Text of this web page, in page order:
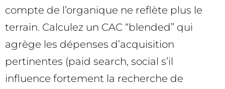
compte de l’organique ne reflète plus le
terrain. Calculez un CAC “blended” qui
agrège les dépenses d’acquisition
pertinentes (paid search, social s’il
influence fortement la recherche de